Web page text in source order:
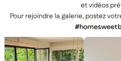
Canapés modulaires
et vidéos
Pour rejoindre la galerie, postez